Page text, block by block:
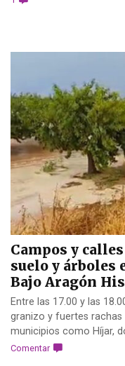
Campos y
suelo y árboles
Bajo Aragón
Entre las 17.00 y las
granizo y fuertes
municipios como Híjar,
Comentar